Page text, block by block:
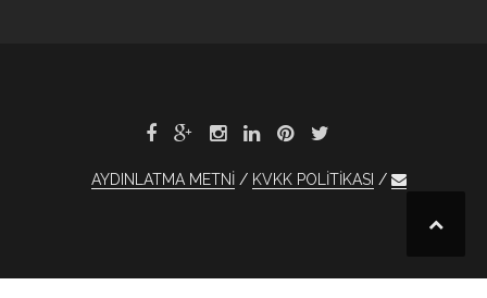
AYDINLATMA METNİ KVKK POLİTİKASI